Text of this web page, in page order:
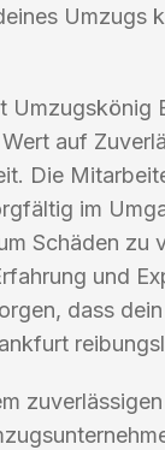
Umzugs
Umzugskönig
auf
Die
im
Schäden zu
und
dass